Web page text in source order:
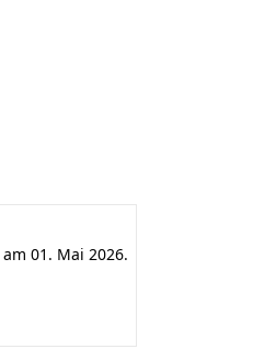
01. Mai 2026.